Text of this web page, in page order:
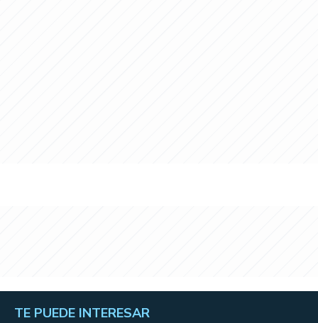
TE PUEDE INTERESAR